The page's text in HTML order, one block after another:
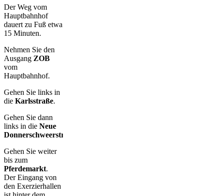
Der Weg vom
Hauptbahnhof
dauert zu Fuß etwa
15 Minuten.
Nehmen Sie den
Ausgang ZOB
vom
Hauptbahnhof.
Gehen Sie links in
die Karlsstraße.
Gehen Sie dann
links in die Neue
Donnerschweerstraße
Gehen Sie weiter
bis zum
Pferdemarkt.
Der Eingang von
den Exerzierhallen